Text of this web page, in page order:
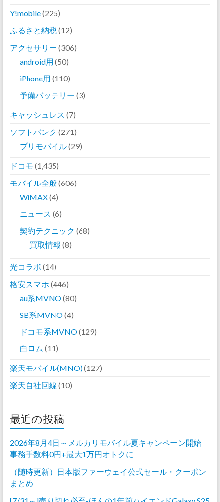
Y!mobile(225)
ふるさと納税(12)
アクセサリー (306)
android用 (50)
iPhone用 (110)
予備バッテリー (3)
キャッシュレス (7)
ソフトバンク (271)
プリモバイル(29)
ドコモ (1,435)
モバイル全般(606)
WiMAX(4)
ニュース (6)
契約テクニック (68)
買取情報 (8)
光コラボ (14)
格安スマホ (446)
au系MVNO(80)
SB系MVNO(4)
ドコモ系MVNO(129)
白ロム (11)
楽天モバイル(MNO)(127)
楽天自社回線 (10)
最近の投稿
2026年8月4日～メルカリモバイル夏キャンペーン開始
事務手数料0円+最大1万円オトクに
（随時更新）日本版ファーウェイ公式セール・クーポン
まとめ